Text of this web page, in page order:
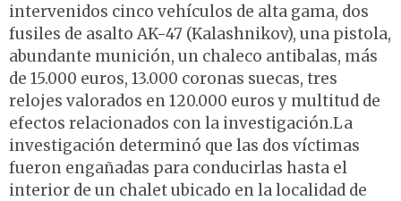
intervenidos cinco vehículos de alta gama, dos
fusiles de asalto AK-47 (Kalashnikov), una pistola,
abundante munición, un chaleco antibalas, más
de 15.000 euros, 13.000 coronas suecas, tres
relojes valorados en 120.000 euros y multitud de
efectos relacionados con la investigación.La
investigación determinó que las dos víctimas
fueron engañadas para conducirlas hasta el
interior de un chalet ubicado en la localidad de